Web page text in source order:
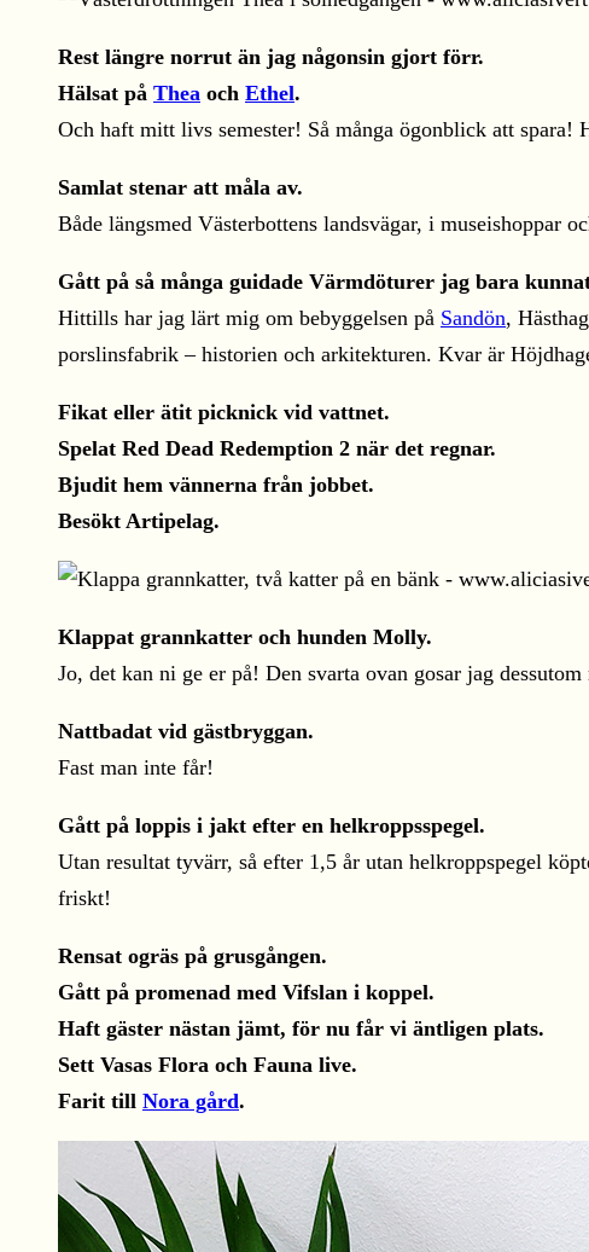
Rest längre norrut än jag någonsin gjort förr.
Hälsat på Thea och Ethel.
Och haft mitt livs semester! Så många ögonblick att spara!
Samlat stenar att måla av.
Både längsmed Västerbottens landsvägar, i museishoppar
Gått på så många guidade Värmdöturer jag bara
Hittills har jag lärt mig om bebyggelsen på Sandön,
porslinsfabrik – historien och arkitekturen. Kvar är
Fikat eller ätit picknick vid vattnet.
Spelat Red Dead Redemption 2 när det regnar.
Bjudit hem vännerna från jobbet.
Besökt Artipelag.
Klappat grannkatter och hunden Molly.
Jo, det kan ni ge er på! Den svarta ovan gosar jag
Nattbadat vid gästbryggan.
Fast man inte får!
Gått på loppis i jakt efter en helkroppsspegel.
Utan resultat tyvärr, så efter 1,5 år utan helkroppspegel
friskt!
Rensat ogräs på grusgången.
Gått på promenad med Vifslan i koppel.
Haft gäster nästan jämt, för nu får vi äntligen plats.
Sett Vasas Flora och Fauna live.
Farit till Nora gård.